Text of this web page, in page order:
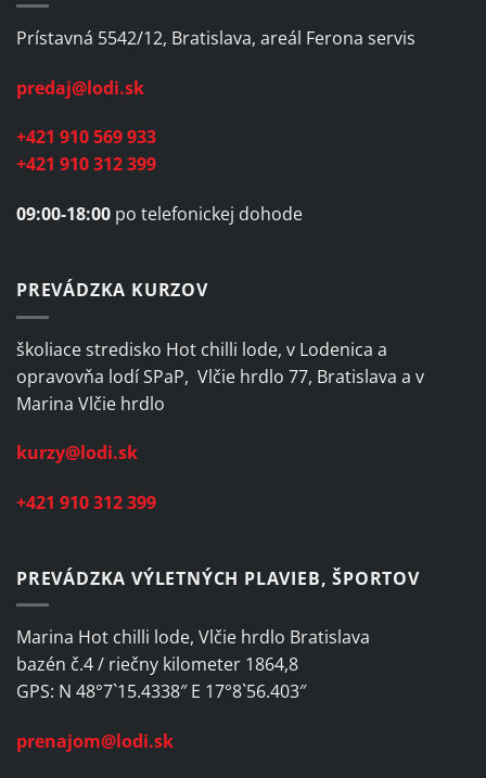
Prístavná 5542/12, Bratislava, areál Ferona servis
predaj@lodi.sk
+421 910 569 933
+421 910 312 399
09:00-18:00 po telefonickej dohode
PREVÁDZKA KURZOV
školiace stredisko Hot chilli lode, v Lodenica a
opravovňa lodí SPaP, Vlčie hrdlo 77, Bratislava a v
Marina Vlčie hrdlo
kurzy@lodi.sk
+421 910 312 399
PREVÁDZKA VÝLETNÝCH PLAVIEB, ŠPORTOV
Marina Hot chilli lode, Vlčie hrdlo Bratislava
bazén č.4 / riečny kilometer 1864,8
GPS: N 48°7`15.4338″ E 17°8`56.403″
prenajom@lodi.sk